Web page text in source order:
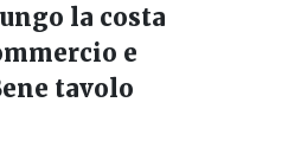
la costa
e
tavolo